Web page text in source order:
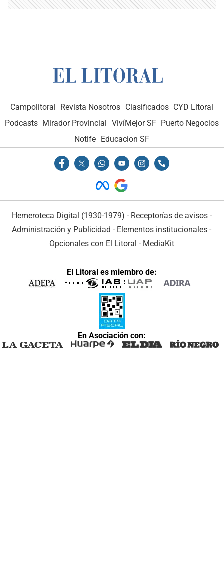
Campolitoral Revista Nosotros Clasificados CYD Litoral
Podcasts Mirador Provincial VivíMejor SF Puerto Negocios
Notife Educacion SF
Hemeroteca Digital (1930-1979) - Receptorías de avisos -
Administración y Publicidad - Elementos institucionales -
Opcionales con El Litoral - MediaKit
El Litoral es miembro de:
En Asociación con: